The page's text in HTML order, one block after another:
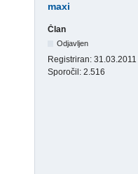
maxi
Član
Odjavljen
Registriran: 31.03.2011
Sporočil: 2.516